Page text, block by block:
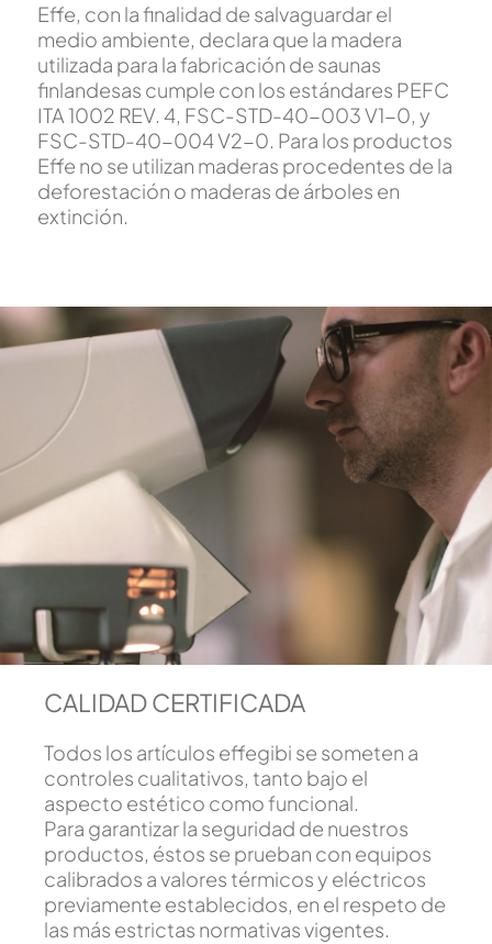
Effe, con la finalidad de salvaguardar el
medio ambiente, declara que la madera
utilizada para la fabricación de saunas
finlandesas cumple con los estándares PEFC
ITA 1002 REV. 4, FSC-STD-40-003 V1-0, y
FSC-STD-40-004 V2-0. Para los productos
Effe no se utilizan maderas procedentes de la
deforestación o maderas de árboles en
extinción.
CALIDAD CERTIFICADA
Todos los artículos effegibi se someten a
controles cualitativos, tanto bajo el
aspecto estético como funcional.
Para garantizar la seguridad de nuestros
productos, éstos se prueban con equipos
calibrados a valores térmicos y eléctricos
previamente establecidos, en el respeto de
las más estrictas normativas vigentes.